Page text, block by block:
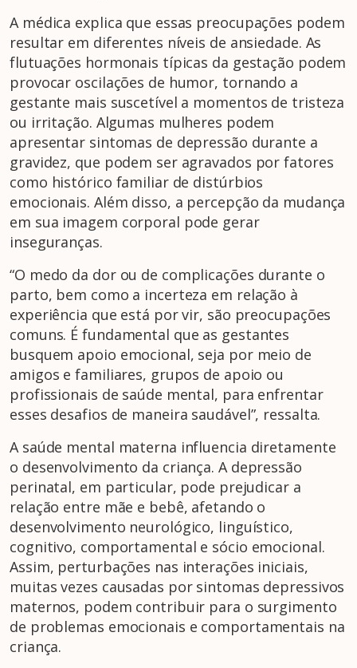
A médica explica que essas preocupações podem
resultar em diferentes níveis de ansiedade. As
flutuações hormonais típicas da gestação podem
provocar oscilações de humor, tornando a
gestante mais suscetível a momentos de tristeza
ou irritação. Algumas mulheres podem
apresentar sintomas de depressão durante a
gravidez, que podem ser agravados por fatores
como histórico familiar de distúrbios
emocionais. Além disso, a percepção da mudança
em sua imagem corporal pode gerar
inseguranças.
“O medo da dor ou de complicações durante o
parto, bem como a incerteza em relação à
experiência que está por vir, são preocupações
comuns. É fundamental que as gestantes
busquem apoio emocional, seja por meio de
amigos e familiares, grupos de apoio ou
profissionais de saúde mental, para enfrentar
esses desafios de maneira saudável”, ressalta.
A saúde mental materna influencia diretamente
o desenvolvimento da criança. A depressão
perinatal, em particular, pode prejudicar a
relação entre mãe e bebê, afetando o
desenvolvimento neurológico, linguístico,
cognitivo, comportamental e sócio emocional.
Assim, perturbações nas interações iniciais,
muitas vezes causadas por sintomas depressivos
maternos, podem contribuir para o surgimento
de problemas emocionais e comportamentais na
criança.